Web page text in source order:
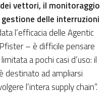
vettori, il monitoraggio
delle interruzioni
l’efficacia delle Agentic
– è difficile pensare
a pochi casi d’uso: il
destinato ad ampliarsi
l’intera supply chain”.